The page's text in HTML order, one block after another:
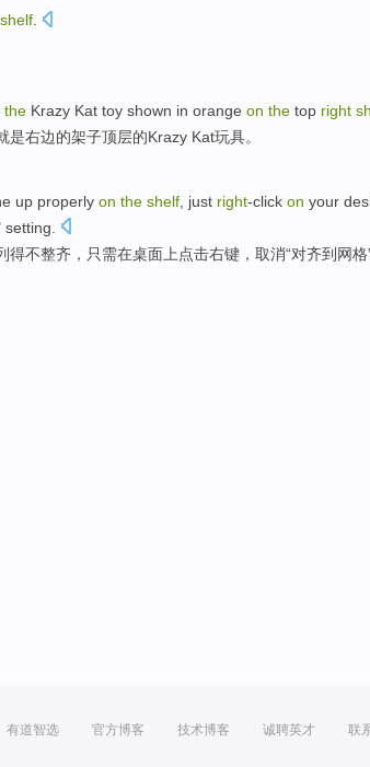
shelf
the Krazy Kat toy shown in orange on the top right
是右边的架子顶层的Krazy Kat玩具。
up properly on the shelf just right-click on your
setting
得不整齐， 只需在桌面上 点击右键 ， 取消“对齐到 网格
有道智选 官方博客 技术博客 诚聘英才 联